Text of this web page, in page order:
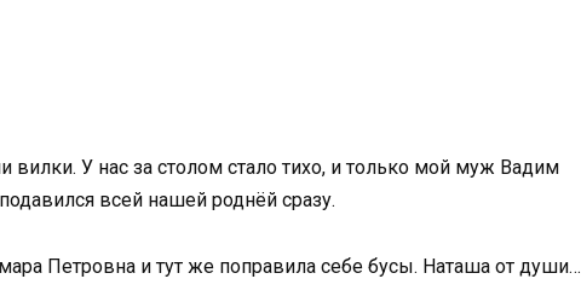
вилки. У нас за столом стало тихо, и только мой муж Вадим
всей нашей роднёй сразу.
Петровна и тут же поправила себе бусы. Наташа от души…